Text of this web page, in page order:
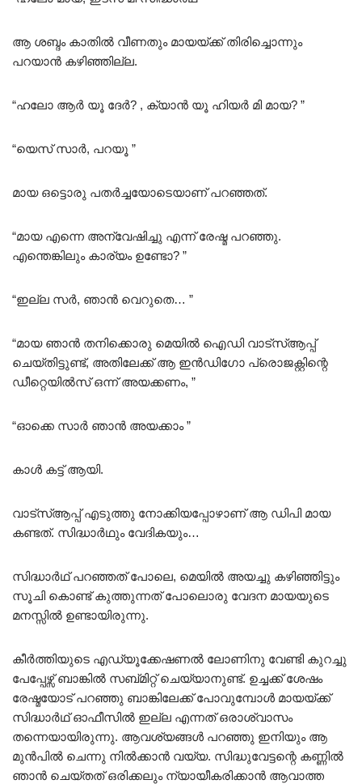
ആ ശബ്ദം കാതിൽ വീണതും മായയ്ക്ക് തിരിച്ചൊന്നും
പറയാൻ കഴിഞ്ഞില്ല.
“ഹലോ ആർ യൂ ദേർ? , ക്യാൻ യൂ ഹിയർ മി മായ? ”
“യെസ് സാർ, പറയൂ ”
മായ ഒട്ടൊരു പതർച്ചയോടെയാണ് പറഞ്ഞത്.
“മായ എന്നെ അന്വേഷിച്ചു എന്ന് രേഷ്മ പറഞ്ഞു.
എന്തെങ്കിലും കാര്യം ഉണ്ടോ? ”
“ഇല്ല സർ, ഞാൻ വെറുതെ… ”
“മായ ഞാൻ തനിക്കൊരു മെയിൽ ഐഡി വാട്സ്ആപ്പ്
ചെയ്തിട്ടുണ്ട്, അതിലേക്ക് ആ ഇൻഡിഗോ പ്രൊജക്റ്റിന്റെ
ഡീറ്റെയിൽസ് ഒന്ന് അയക്കണം, ”
“ഓക്കെ സാർ ഞാൻ അയക്കാം ”
കാൾ കട്ട്‌ ആയി.
വാട്സ്ആപ്പ് എടുത്തു നോക്കിയപ്പോഴാണ് ആ ഡിപി മായ
കണ്ടത്. സിദ്ധാർഥും വേദികയും…
സിദ്ധാർഥ് പറഞ്ഞത് പോലെ, മെയിൽ അയച്ചു കഴിഞ്ഞിട്ടും
സൂചി കൊണ്ട് കുത്തുന്നത് പോലൊരു വേദന മായയുടെ
മനസ്സിൽ ഉണ്ടായിരുന്നു.
കീർത്തിയുടെ എഡ്യൂക്കേഷണൽ ലോണിനു വേണ്ടി കുറച്ചു
പേപ്പേഴ്സ് ബാങ്കിൽ സബ്മിറ്റ് ചെയ്യാനുണ്ട്. ഉച്ചക്ക് ശേഷം
രേഷ്മയോട് പറഞ്ഞു ബാങ്കിലേക്ക് പോവുമ്പോൾ മായയ്ക്ക്
സിദ്ധാർഥ് ഓഫീസിൽ ഇല്ല എന്നത് ഒരാശ്വാസം
തന്നെയായിരുന്നു. ആവശ്യങ്ങൾ പറഞ്ഞു ഇനിയും ആ
മുൻപിൽ ചെന്നു നിൽക്കാൻ വയ്യ. സിദ്ധുവേട്ടന്റെ കണ്ണിൽ
ഞാൻ ചെയ്തത് ഒരിക്കലും ന്യായീകരിക്കാൻ ആവാത്ത